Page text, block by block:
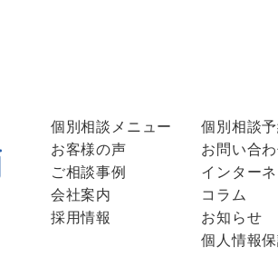
個別相談メニュー
お客様の声
ご相談事例
会社案内
採用情報
個別相談
お問い合
インター
コラム
お知らせ
個人情報